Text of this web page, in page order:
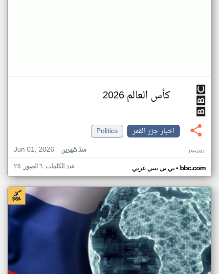
كأس العالم 2026
اخبار جزر القمر
Politics
Jun 01, 2026
منذ شهرين PF63IT
بي بي سي عربي• bbc.com عدد الكلمات: ٦ الصور: ٢٥